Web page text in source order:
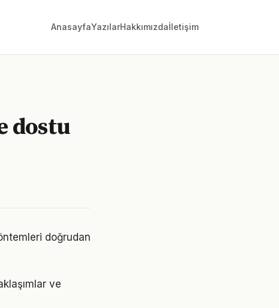
AnasayfaYazılarHakkımızdaİletişim
dostu
doğrudan
ve